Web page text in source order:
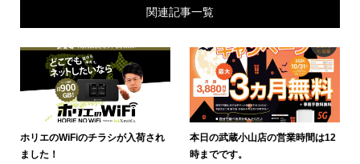
関連記事一覧
ホリエのWiFiのチラシが入荷され
ました！
本日の武蔵小山店の営業時間は12
時までです。